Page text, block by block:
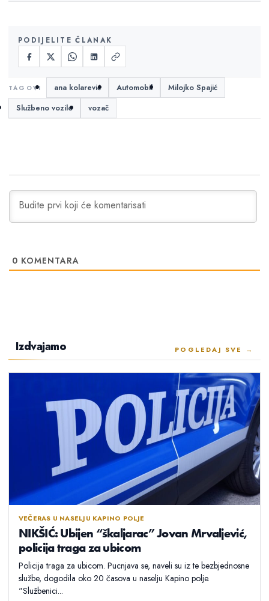
PODIJELITE ČLANAK
ana kolarević Automobil
Milojko Spajić
Službeno vozilo
vozač
0 KOMENTARA
Izdvajamo POGLEDAJ SVE →
VEČERAS U NASELJU KAPINO POLJE
NIKŠIĆ: Ubijen “škaljarac” Jovan Mrvaljević,
policija traga za ubicom
Policija traga za ubicom. Pucnjava se, naveli su iz te bezbjednosne
službe, dogodila oko 20 časova u naselju Kapino polje.
"Službenici...